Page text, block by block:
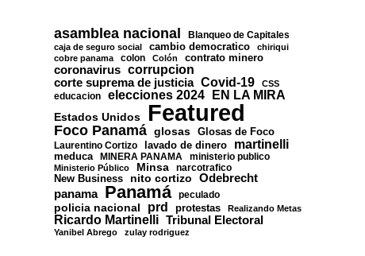
asamblea nacional Blanqueo de Capitales
caja de seguro social cambio democratico
chiriqui
cobre panama
colon Colón contrato minero
coronavirus corrupcion
corte suprema de justicia Covid-19 CSS
educacion elecciones 2024 EN LA MIRA
Estados Unidos Featured
Foco Panamá glosas Glosas de Foco
Laurentino Cortizo lavado de dinero martinelli
meduca MINERA PANAMA ministerio publico
Ministerio Público Minsa
narcotrafico
New Business
nito cortizo Odebrecht
panama Panamá peculado
policia nacional prd protestas Realizando Metas
Ricardo Martinelli Tribunal Electoral
Yanibel Abrego zulay rodriguez